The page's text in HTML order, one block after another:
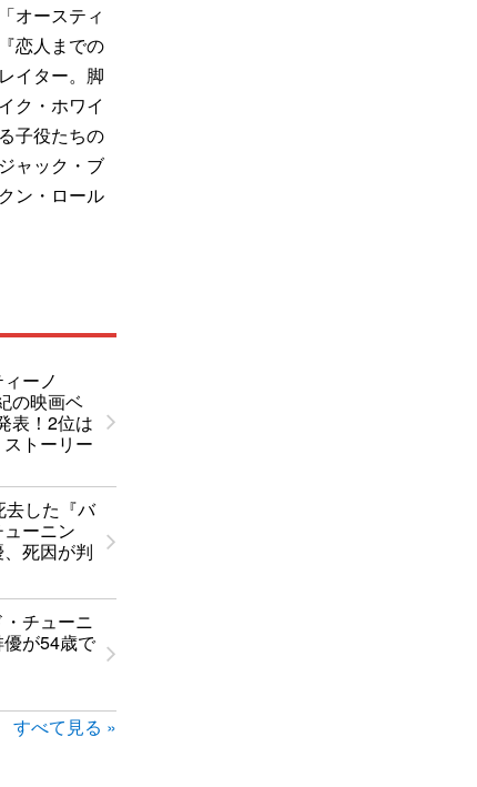
オースティ
恋人までの
イター。脚
ク・ホワイ
子役たちの
ャック・ブ
ン・ロール
ーノ
の映画ベ
表！2位は
ストーリー
去した『バ
ーニン
死因が判
・チューニ
優が54歳で
すべて見る »